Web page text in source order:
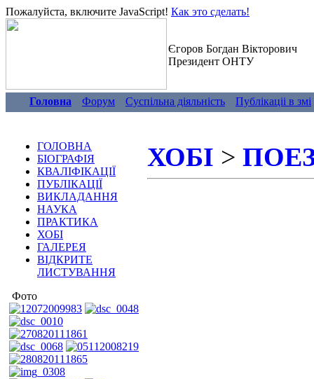
Пожалуйста, включите JavaScript! Как это сделать!
Єгоров Богдан Вікторович
Президент ОНТУ
Головна Форум Суспiльна дiяльнiсть Публiкацii в змi
ГОЛОВНА
БІОГРАФІЯ
КВАЛІФІКАЦІЇ
ПУБЛІКАЦІЇ
ВИКЛАДАННЯ
НАУКА
ПРАКТИКА
ХОБІ
ГАЛЕРЕЯ
ВІДКРИТЕ
ЛИСТУВАННЯ
Фото
ХОБІ >